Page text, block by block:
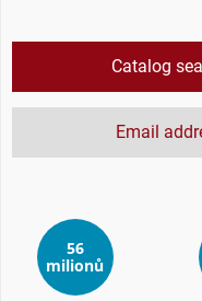
Catalog
Email
56
milionů